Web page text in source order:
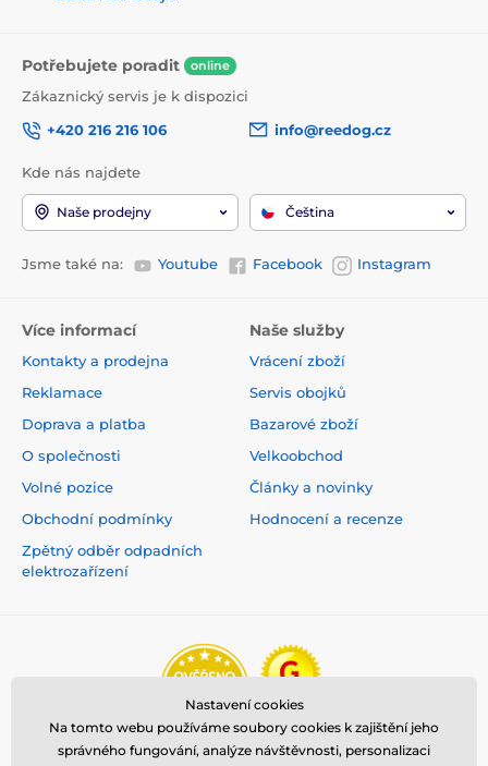
Potřebujete poradit online
Zákaznický servis je k dispozici
+420 216 216 106
info@reedog.cz
Kde nás najdete
Naše prodejny Čeština
Jsme také na: Youtube Facebook Instagram
Více informací
Kontakty a prodejna
Reklamace
Doprava a platba
O společnosti
Volné pozice
Obchodní podmínky
Zpětný odběr odpadních
elektrozařízení
Naše služby
Vrácení zboží
Servis obojků
Bazarové zboží
Velkoobchod
Články a novinky
Hodnocení a recenze
Nastavení cookies
Na tomto webu používáme soubory cookies k zajištění jeho
správného fungování, analýze návštěvnosti, personalizaci